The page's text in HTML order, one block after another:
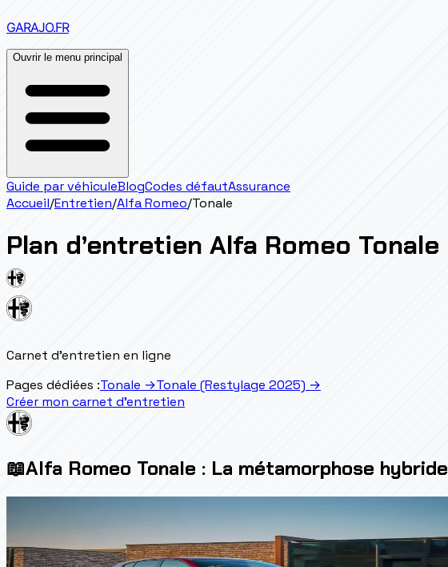
GARAJO.FR
Ouvrir le menu principal
Guide par véhiculeBlogCodes défautAssurance
Accueil/Entretien/Alfa Romeo/Tonale
Plan d’entretien Alfa Romeo Tonale
Carnet d'entretien en ligne
Pages dédiées :Tonale →Tonale (Restylage 2025) →
Créer mon carnet d'entretien
📖Alfa Romeo Tonale : La métamorphose hybride